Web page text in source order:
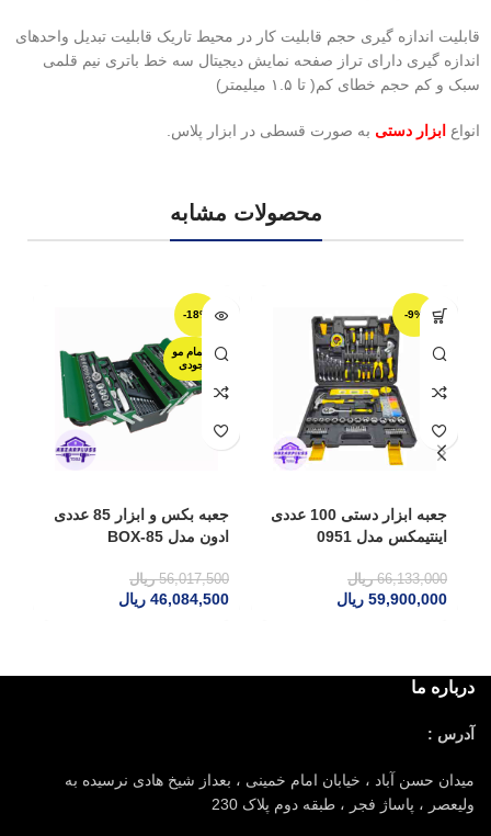
قابلیت اندازه گیری حجم قابلیت کار در محیط تاریک قابلیت تبدیل واحدهای
اندازه گیری دارای تراز صفحه نمایش دیجیتال سه خط باتری نیم قلمی
سبک و کم حجم خطای کم( تا ۱.۵ میلیمتر)
انواع ابزار دستی به صورت قسطی در ابزار پلاس.
محصولات مشابه
-9%
جعبه ابزار دستی 100 عددی
اینتیمکس مدل 0951
66,133,000 ریال
59,900,000 ریال
-18%
اتمام مو
جودی
جعبه بکس و ابزار 85 عددی
ادون مدل BOX-85
56,017,500 ریال
46,084,500 ریال
درباره ما
آدرس :
میدان حسن آباد ، خیابان امام خمینی ، بعداز شیخ هادی نرسیده به
ولیعصر ، پاساژ فجر ، طبقه دوم پلاک 230